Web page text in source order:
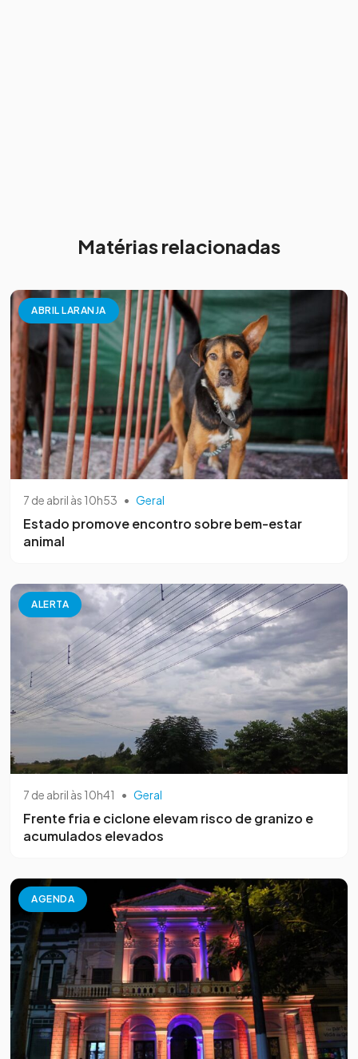
Matérias relacionadas
ABRIL LARANJA
7 de abril às 10h53 • Geral
Estado promove encontro sobre bem-estar
animal
ALERTA
7 de abril às 10h41 • Geral
Frente fria e ciclone elevam risco de granizo e
acumulados elevados
AGENDA